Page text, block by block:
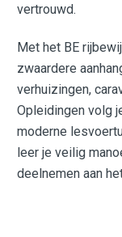
vertrouwd.
Met het BE
zwaardere
verhuizingen,
Opleidingen volg
moderne
leer je veilig
deelnemen aan